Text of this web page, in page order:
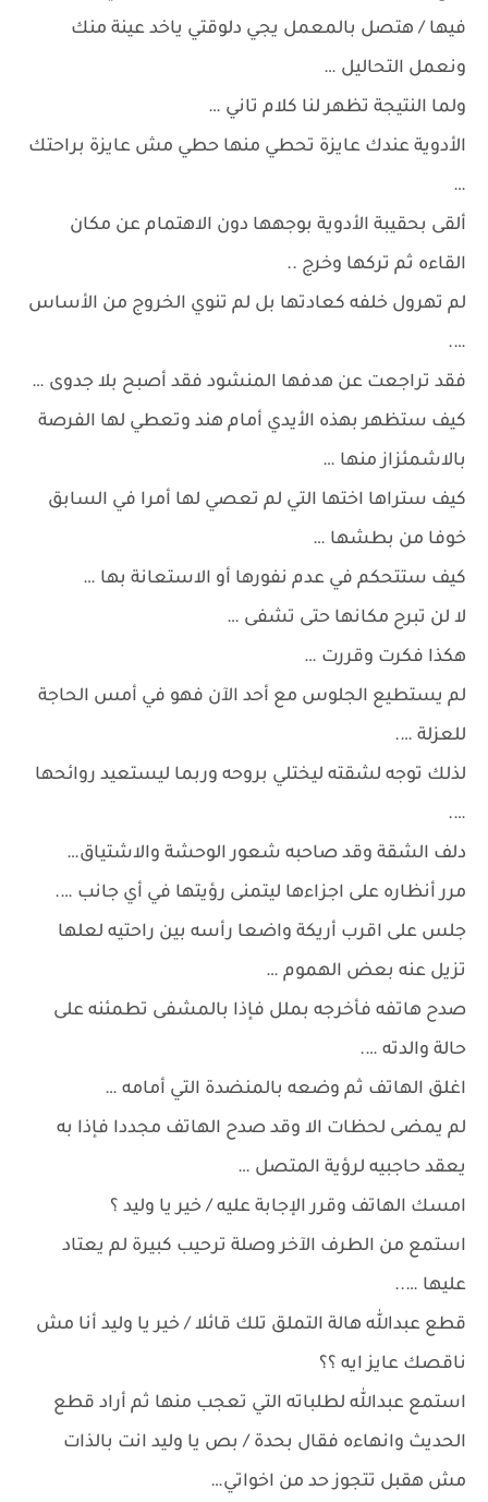
فيها / هتصل بالمعمل يجي دلوقتي ياخد عينة منك
ونعمل التحاليل …
ولما النتيجة تظهر لنا كلام تاني …
الأدوية عندك عايزة تحطي منها حطي مش عايزة براحتك
…
ألقى بحقيبة الأدوية بوجهها دون الاهتمام عن مكان
القاءه ثم تركها وخرج ..
لم تهرول خلفه كعادتها بل لم تنوي الخروج من الأساس
….
فقد تراجعت عن هدفها المنشود فقد أصبح بلا جدوى …
كيف ستظهر بهذه الأيدي أمام هند وتعطي لها الفرصة
بالاشمئزاز منها …
كيف ستراها اختها التي لم تعصي لها أمرا في السابق
خوفا من بطشها …
كيف ستتحكم في عدم نفورها أو الاستعانة بها …
لا لن تبرح مكانها حتى تشفى …
هكذا فكرت وقررت …
لم يستطيع الجلوس مع أحد الآن فهو في أمس الحاجة
للعزلة ….
لذلك توجه لشقته ليختلي بروحه وربما ليستعيد روائحها
….
دلف الشقة وقد صاحبه شعور الوحشة والاشتياق…
مرر أنظاره على اجزاءها ليتمنى رؤيتها في أي جانب ….
جلس على اقرب أريكة واضعا رأسه بين راحتيه لعلها
تزيل عنه بعض الهموم …
صدح هاتفه فأخرجه بملل فإذا بالمشفى تطمئنه على
حالة والدته ….
اغلق الهاتف ثم وضعه بالمنضدة التي أمامه …
لم يمضى لحظات الا وقد صدح الهاتف مجددا فإذا به
يعقد حاجبيه لرؤية المتصل …
امسك الهاتف وقرر الإجابة عليه / خير يا وليد ؟
استمع من الطرف الآخر وصلة ترحيب كبيرة لم يعتاد
عليها …..
قطع عبدالله هالة التملق تلك قائلا / خير يا وليد أنا مش
ناقصك عايز ايه ؟؟
استمع عبدالله لطلباته التي تعجب منها ثم أراد قطع
الحديث وانهاءه فقال بحدة / بص يا وليد انت بالذات
مش هقبل تتجوز حد من اخواتي…